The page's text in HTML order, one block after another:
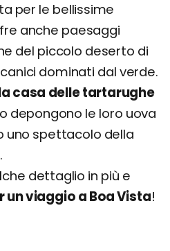
per le bellissime
anche paesaggi
del piccolo deserto di
dominati dal verde.
casa delle tartarughe
depongono le loro uova
uno spettacolo della
dettaglio in più e
viaggio a Boa Vista!